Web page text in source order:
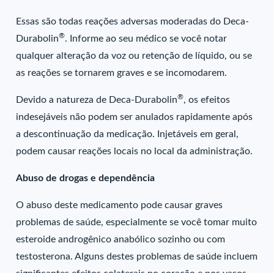
Essas são todas reações adversas moderadas do Deca-
Durabolin®. Informe ao seu médico se você notar
qualquer alteração da voz ou retenção de líquido, ou se
as reações se tornarem graves e se incomodarem.
Devido a natureza de Deca-Durabolin®, os efeitos
indesejáveis não podem ser anulados rapidamente após
a descontinuação da medicação. Injetáveis em geral,
podem causar reações locais no local da administração.
Abuso de drogas e dependência
O abuso deste medicamento pode causar graves
problemas de saúde, especialmente se você tomar muito
esteroide androgênico anabólico sozinho ou com
testosterona. Alguns destes problemas de saúde incluem